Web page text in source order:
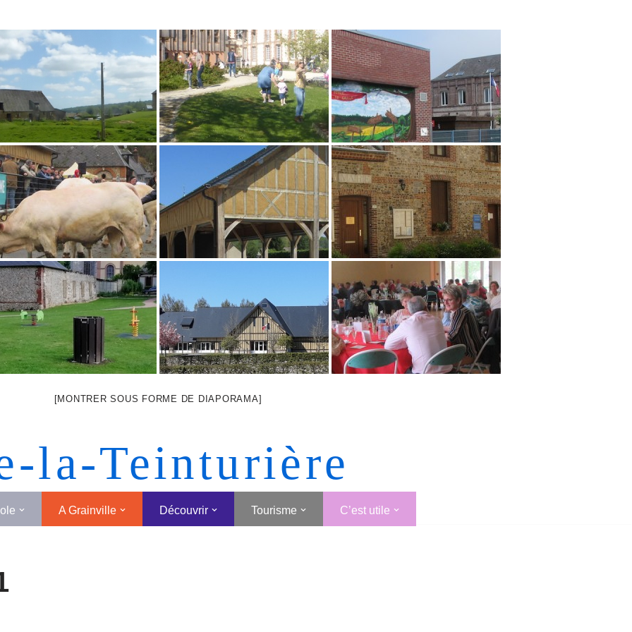
[MONTRER SOUS FORME DE DIAPORAMA]
la-Teinturière
A Grainville Découvrir Tourisme C’est utile